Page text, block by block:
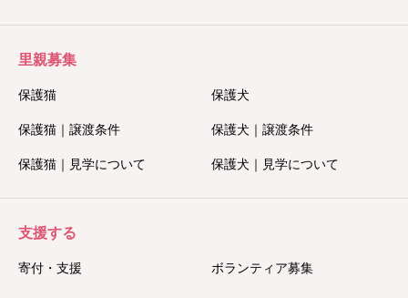
里親募集
保護猫 保護犬
保護猫｜譲渡条件 保護犬｜譲渡条件
保護猫｜見学について 保護犬｜見学について
支援する
寄付・支援 ボランティア募集